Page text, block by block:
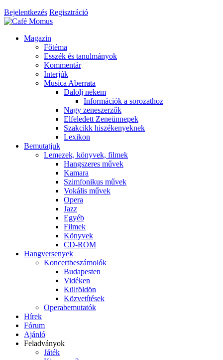
Bejelentkezés Regisztráció
Magazin
Főtéma
Esszék és tanulmányok
Kommentár
Interjúk
Musica Aberrata
Dalolj nekem
Információk a sorozathoz
Nagy zeneszerzők
Elfeledett Zeneünnepek
Szakcikk hiszékenyeknek
Lexikon
Bemutatjuk
Lemezek, könyvek, filmek
Hangszeres művek
Kamara
Szimfonikus művek
Vokális művek
Opera
Jazz
Egyéb
Filmek
Könyvek
CD-ROM
Hangversenyek
Koncertbeszámolók
Budapesten
Vidéken
Külföldön
Közvetítések
Operabemutatók
Hírek
Fórum
Ajánló
Feladványok
Játék